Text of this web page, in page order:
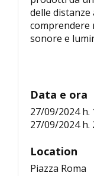
delle
comprendere
sonore e
Data e ora
27/09/2024 h.
27/09/2024 h.
Location
Piazza Roma